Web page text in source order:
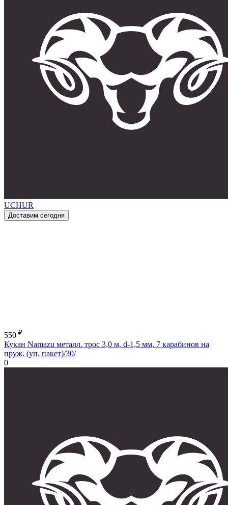
UCHUR
Доставим сегодня
550 ₽
Кукан Namazu металл. трос 3,0 м, d-1,5 мм, 7 карабинов на
пруж. (уп. пакет)/30/
0